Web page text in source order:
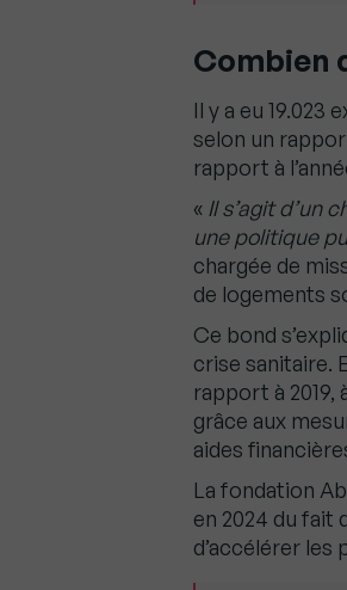
Combien
Il y a eu 19.023
selon un
rapport à
« Il s’agit d’un
une politique
chargée de
de logements
Ce bond
crise sanitaire.
rapport à 2019,
grâce aux
aides
La fondation
en 2024 du fait
d’accélérer les